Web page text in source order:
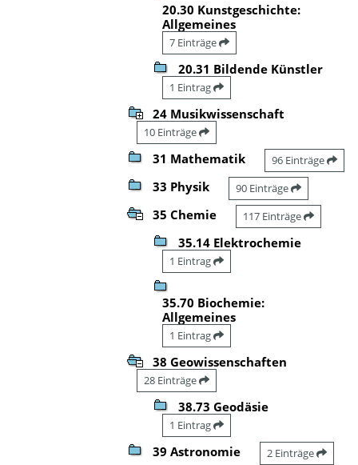
20.30 Kunstgeschichte:
Allgemeines
7 Einträge
20.31 Bildende Künstler
1 Eintrag
24 Musikwissenschaft
10 Einträge
31 Mathematik 96 Einträge
33 Physik 90 Einträge
35 Chemie 117 Einträge
35.14 Elektrochemie
1 Eintrag
35.70 Biochemie:
Allgemeines
1 Eintrag
38 Geowissenschaften
28 Einträge
38.73 Geodäsie
1 Eintrag
39 Astronomie 2 Einträge